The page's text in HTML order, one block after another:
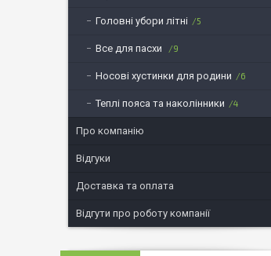
Головні убори літні 5
Все для пасхи 9
Носові хустинки для родини 6
Теплі пояса та наколінники 4
Про компанію
Відгуки
Доставка та оплата
Відгути про роботу компанії